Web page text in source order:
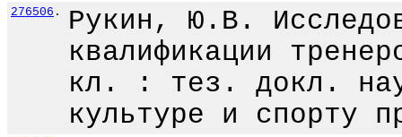
276506 .
Рукин, Ю.В.
квалификации
кл. : тез. докл.
культуре и спорту